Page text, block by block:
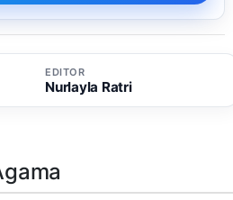
EDITOR
Nurlayla Ratri